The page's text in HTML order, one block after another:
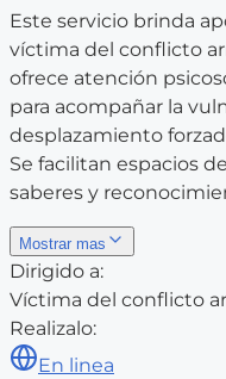
Este servicio brinda
víctima del conflicto
ofrece atención
para acompañar la
desplazamiento
Se facilitan espacios
saberes y
Mostrar mas
Dirigido a:
Víctima del conflicto
Realizalo:
En linea